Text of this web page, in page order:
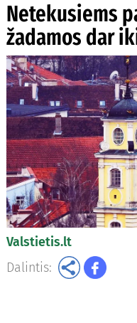
Netekusiems
žadamos dar
Valstietis.lt
Dalintis: